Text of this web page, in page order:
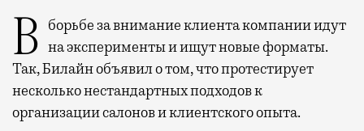
В борьбе за внимание клиента компании идут на эксперименты и ищут новые форматы.
Так, Билайн объявил о том, что протестирует
несколько нестандартных подходов к
организации салонов и клиентского опыта.